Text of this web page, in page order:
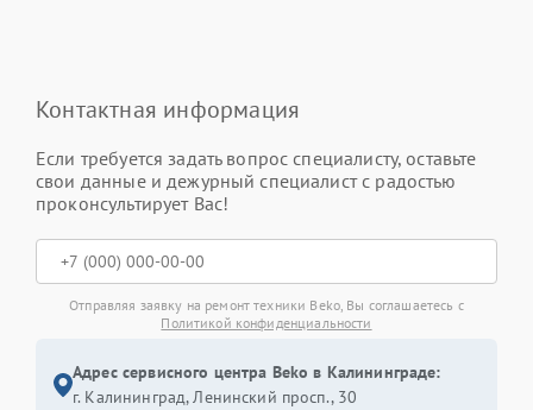
Контактная информация
Если требуется задать вопрос специалисту, оставьте
свои данные и дежурный специалист с радостью
проконсультирует Вас!
Отправляя заявку на ремонт техники Beko, Вы соглашаетесь с
Политикой конфиденциальности
Адрес сервисного центра Beko в Калининграде:
г. Калининград, Ленинский просп., 30